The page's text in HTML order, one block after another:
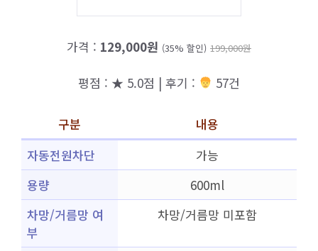
가격 : 129,000원 (35% 할인) 199,000원
평점 : ★ 5.0점 | 후기 : 57건
구분
내용
자동전원차단
가능
용량
600ml
차망/거름망 여
부
차망/거름망 미포함